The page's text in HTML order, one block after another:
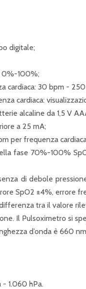
digitale;
0%-100%;
cardiaca: 30 bpm -
cardiaca:
alcaline da 1,5 V
a 25 mA;
per frequenza
fase 70%-100%
di debole
SpO2 ±4%, errore
tra il valore
Il Pulsoximetro si
d’onda è 660
- 1.060 hPa.